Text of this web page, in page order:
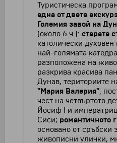
Туристическа
една от двете
Големия завой на
(около 6 ч.): старата
католически
най-голямата
разположена на
разкрива красива
Дунав, териториите
"Мария Валерия",
чест на четвъртото
Йосиф I и
Сиси; романтичното
основано от сръбски
живописни улички,